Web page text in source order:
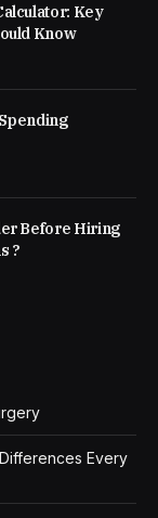
Key
Know
Before Hiring
?
Every